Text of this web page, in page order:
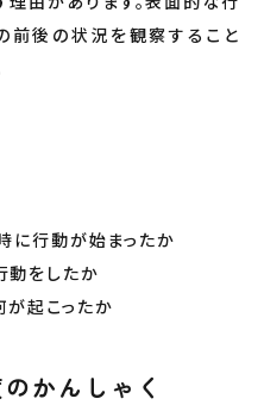
前後の状況を観察すること
に行動が始まったか
動をしたか
起こったか
かんしゃく